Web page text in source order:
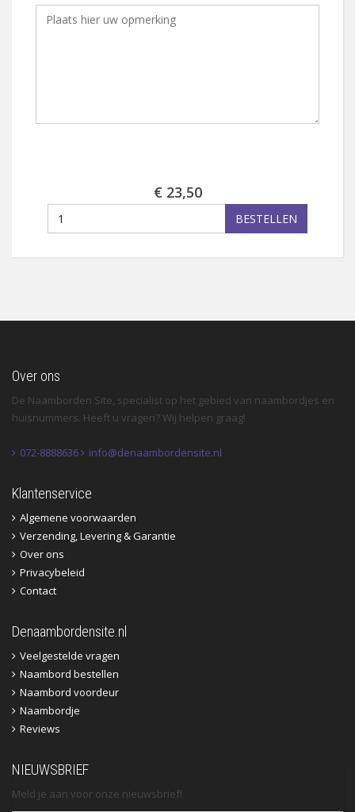
€ 23,50
BESTELLEN
Over ons
De Naamborden Site, specialist op het gebied van naambordjes en
huisnummers. Heeft u vragen? Wij helpen graag!
072-8888636 info@denaambordensite.nl
Klantenservice
Algemene voorwaarden
Verzending, Levering & Garantie
Over ons
Privacybeleid
Contact
Denaambordensite.nl
Veelgestelde vragen
Naambord bestellen
Naambord voordeur
Naambordje
Reviews
NIEUWSBRIEF
Meld je aan voor onze nieuwsbrief!